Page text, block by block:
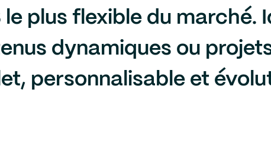
plus flexible du marché.
dynamiques ou
personnalisable et